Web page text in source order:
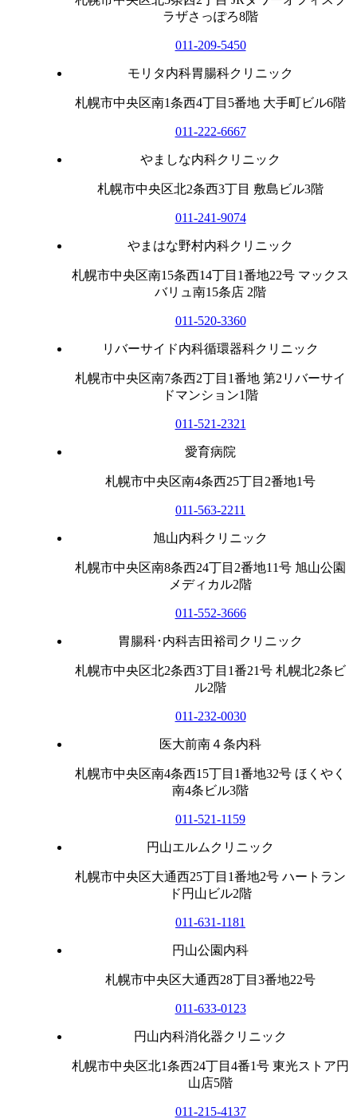
ラザさっぽろ8階
011-209-5450
モリタ内科胃腸科クリニック
札幌市中央区南1条西4丁目5番地 大手町ビル6階
011-222-6667
やましな内科クリニック
札幌市中央区北2条西3丁目 敷島ビル3階
011-241-9074
やまはな野村内科クリニック
札幌市中央区南15条西14丁目1番地22号 マックス
バリュ南15条店 2階
011-520-3360
リバーサイド内科循環器科クリニック
札幌市中央区南7条西2丁目1番地 第2リバーサイ
ドマンション1階
011-521-2321
愛育病院
札幌市中央区南4条西25丁目2番地1号
011-563-2211
旭山内科クリニック
札幌市中央区南8条西24丁目2番地11号 旭山公園
メディカル2階
011-552-3666
胃腸科･内科吉田裕司クリニック
札幌市中央区北2条西3丁目1番21号 札幌北2条ビ
ル2階
011-232-0030
医大前南４条内科
札幌市中央区南4条西15丁目1番地32号 ほくやく
南4条ビル3階
011-521-1159
円山エルムクリニック
札幌市中央区大通西25丁目1番地2号 ハートラン
ド円山ビル2階
011-631-1181
円山公園内科
札幌市中央区大通西28丁目3番地22号
011-633-0123
円山内科消化器クリニック
札幌市中央区北1条西24丁目4番1号 東光ストア円
山店5階
011-215-4137